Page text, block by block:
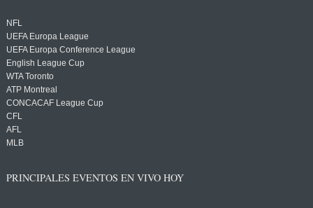
NFL
UEFA Europa League
UEFA Europa Conference League
English League Cup
WTA Toronto
ATP Montreal
CONCACAF League Cup
CFL
AFL
MLB
PRINCIPALES EVENTOS EN VIVO HOY